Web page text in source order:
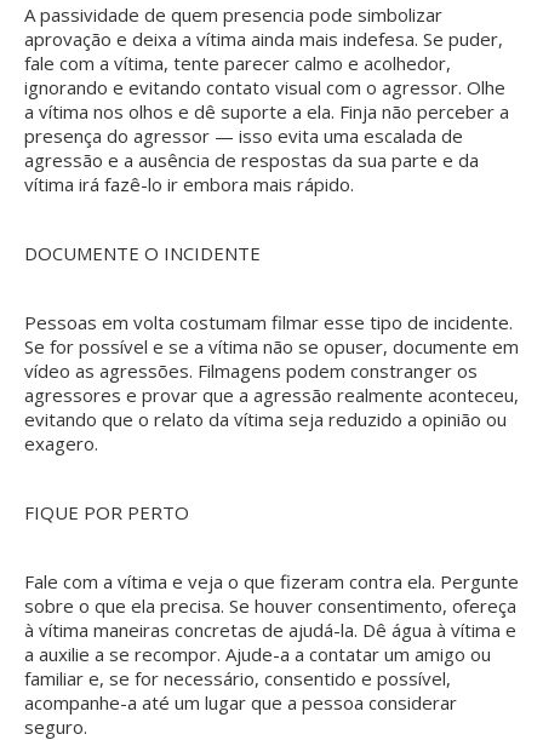
A passividade de quem presencia pode simbolizar
aprovação e deixa a vítima ainda mais indefesa. Se puder,
fale com a vítima, tente parecer calmo e acolhedor,
ignorando e evitando contato visual com o agressor. Olhe
a vítima nos olhos e dê suporte a ela. Finja não perceber a
presença do agressor — isso evita uma escalada de
agressão e a ausência de respostas da sua parte e da
vítima irá fazê-lo ir embora mais rápido.
DOCUMENTE O INCIDENTE
Pessoas em volta costumam filmar esse tipo de incidente.
Se for possível e se a vítima não se opuser, documente em
vídeo as agressões. Filmagens podem constranger os
agressores e provar que a agressão realmente aconteceu,
evitando que o relato da vítima seja reduzido a opinião ou
exagero.
FIQUE POR PERTO
Fale com a vítima e veja o que fizeram contra ela. Pergunte
sobre o que ela precisa. Se houver consentimento, ofereça
à vítima maneiras concretas de ajudá-la. Dê água à vítima e
a auxilie a se recompor. Ajude-a a contatar um amigo ou
familiar e, se for necessário, consentido e possível,
acompanhe-a até um lugar que a pessoa considerar
seguro.